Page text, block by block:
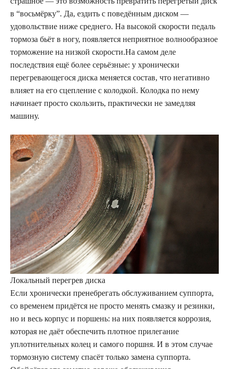
в “восьмёрку”. Да, ездить с поведённым диском —
удовольствие ниже среднего. На высокой скорости педаль
тормоза бьёт в ногу, появляется неприятное волнообразное
торможение на низкой скорости.На самом деле
последствия ещё более серьёзные: у хронически
перегревающегося диска меняется состав, что негативно
влияет на его сцепление с колодкой. Колодка по нему
начинает просто скользить, практически не замедляя
машину.
Локальный перегрев диска
Если хронически пренебрегать обслуживанием суппорта,
со временем придётся не просто менять смазку и резинки,
но и весь корпус и поршень: на них появляется коррозия,
которая не даёт обеспечить плотное прилегание
уплотнительных колец и самого поршня. И в этом случае
тормозную систему спасёт только замена суппорта.